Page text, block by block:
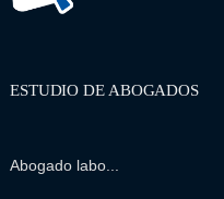
ESTUDIO DE ABOGADOS
Abogado labo...